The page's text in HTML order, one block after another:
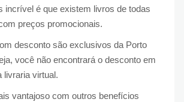
incrível é que existem livros de todas
preços promocionais.
desconto são exclusivos da Porto
você não encontrará o desconto em
livraria virtual.
vantajoso com outros benefícios